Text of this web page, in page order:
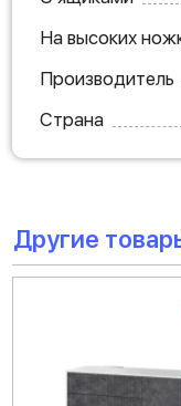
На высоких
Производитель
Страна
Другие